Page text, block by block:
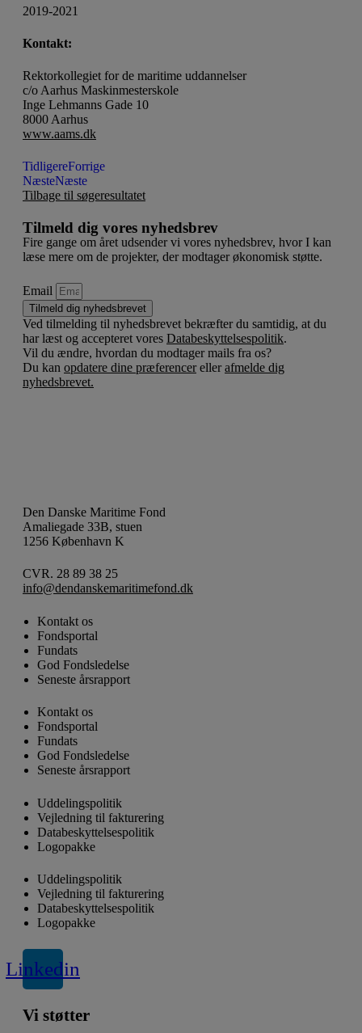
2019-2021
Kontakt:
Rektorkollegiet for de maritime uddannelser
c/o Aarhus Maskinmesterskole
Inge Lehmanns Gade 10
8000 Aarhus
www.aams.dk
TidligereForrige
NæsteNæste
Tilbage til søgeresultatet
Tilmeld dig vores nyhedsbrev
Fire gange om året udsender vi vores nyhedsbrev, hvor I kan
læse mere om de projekter, der modtager økonomisk støtte.
Email
Tilmeld dig nyhedsbrevet
Ved tilmelding til nyhedsbrevet bekræfter du samtidig, at du
har læst og accepteret vores Databeskyttelsespolitik.
Vil du ændre, hvordan du modtager mails fra os?
Du kan opdatere dine præferencerellerafmelde dig
nyhedsbrevet.
Den Danske Maritime Fond
Amaliegade 33B, stuen
1256 København K
CVR. 28 89 38 25
info@dendanskemaritimefond.dk
Kontakt os
Fondsportal
Fundats
God Fondsledelse
Seneste årsrapport
Kontakt os
Fondsportal
Fundats
God Fondsledelse
Seneste årsrapport
Uddelingspolitik
Vejledning til fakturering
Databeskyttelsespolitik
Logopakke
Uddelingspolitik
Vejledning til fakturering
Databeskyttelsespolitik
Logopakke
Linkedin
Vi støtter